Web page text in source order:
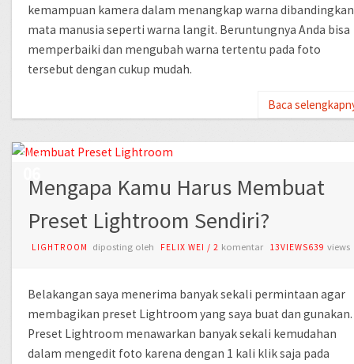
kemampuan kamera dalam menangkap warna dibandingkan
mata manusia seperti warna langit. Beruntungnya Anda bisa
memperbaiki dan mengubah warna tertentu pada foto
tersebut dengan cukup mudah.
Baca
AUG
Mengapa Kamu Harus Membuat
Preset Lightroom Sendiri?
LIGHTROOM diposting oleh FELIX WEI / 2 komentar 13VIEWS639 views
Belakangan saya menerima banyak sekali permintaan agar
membagikan preset Lightroom yang saya buat dan gunakan.
Preset Lightroom menawarkan banyak sekali kemudahan
dalam mengedit foto karena dengan 1 kali klik saja pada